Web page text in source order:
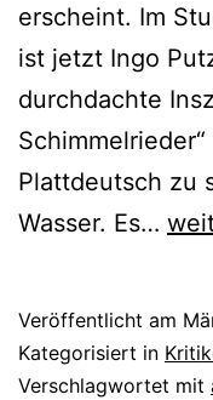
erscheint. Im
ist jetzt Ingo
durchdachte
Plattdeutsch zu
Wasser. Es… De
Veröffentlicht am
Kategorisiert in
Verschlagwortet mit